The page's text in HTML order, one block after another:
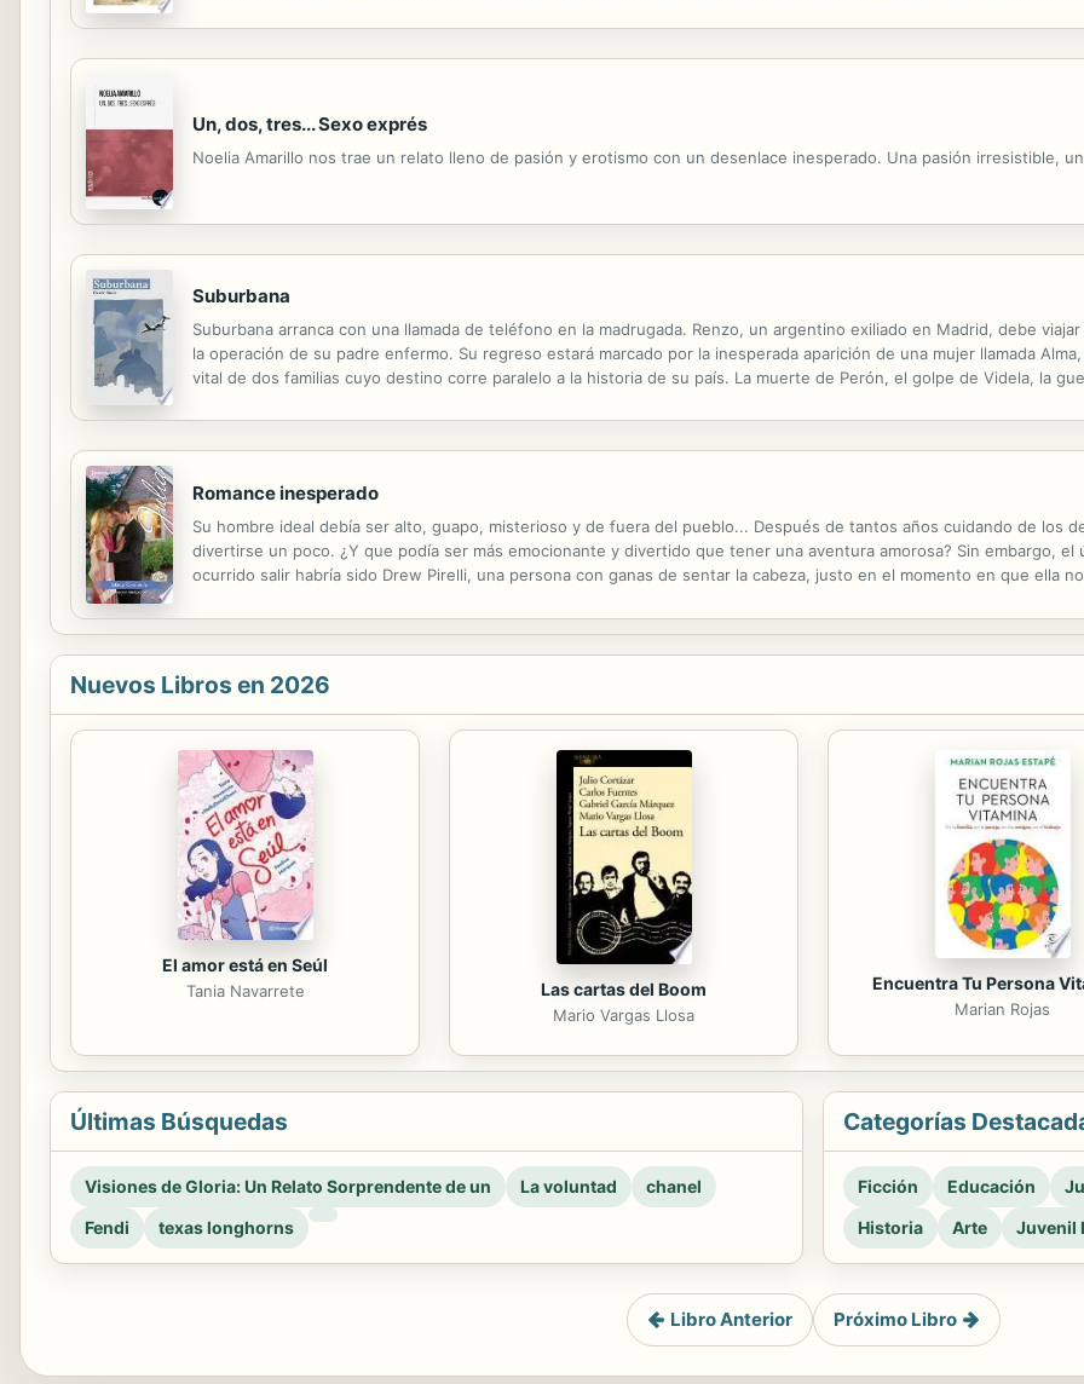
Un, dos, tres... Sexo exprés
Noelia Amarillo nos trae un relato lleno de pasión y erotismo con un desenlace inesperado. Una pasión irresistible,
Suburbana
Suburbana arranca con una llamada de teléfono en la madrugada. Renzo, un argentino exiliado en Madrid, debe
la operación de su padre enfermo. Su regreso estará marcado por la inesperada aparición de una mujer llamada
vital de dos familias cuyo destino corre paralelo a la historia de su país. La muerte de Perón, el golpe de Videla, la
Romance inesperado
Su hombre ideal debía ser alto, guapo, misterioso y de fuera del pueblo... Después de tantos años cuidando de los
divertirse un poco. ¿Y que podía ser más emocionante y divertido que tener una aventura amorosa? Sin embargo,
ocurrido salir habría sido Drew Pirelli, una persona con ganas de sentar la cabeza, justo en el momento en que ella
Nuevos Libros en 2026
El amor está en Seúl
Tania Navarrete Las cartas del Boom
Mario Vargas Llosa
Encuentra Tu Persona
Marian Rojas
Últimas Búsquedas
Visiones de Gloria: Un Relato Sorprendente de un La voluntad
chanel
Fendi
texas longhorns
Categorías
Ficción Educación
Historia
Arte Juvenil
Libro Anterior Próximo Libro